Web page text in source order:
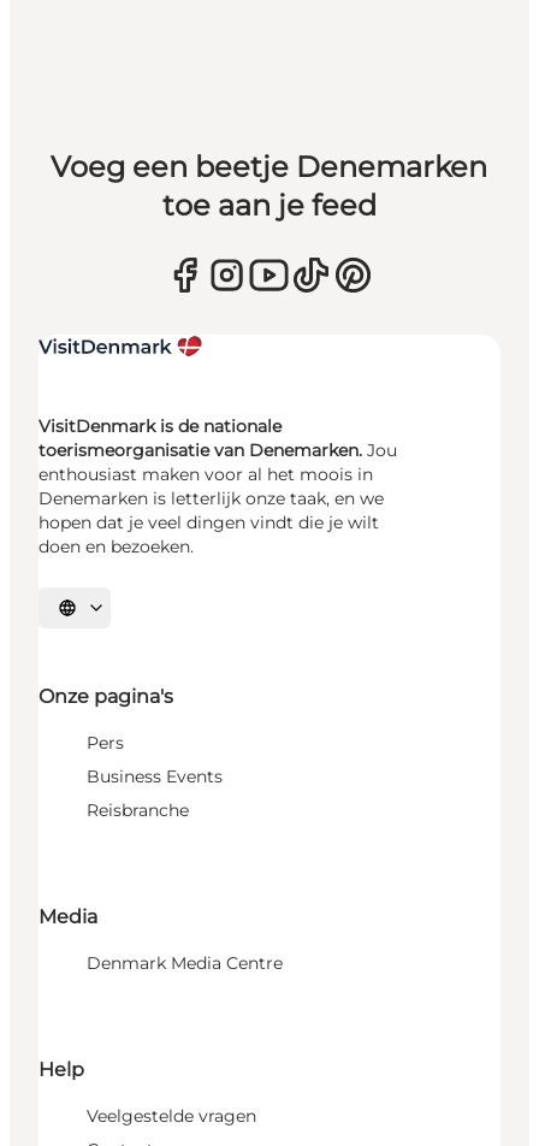
Voeg een beetje Denemarken
toe aan je feed
VisitDenmark is de nationale
toerismeorganisatie van Denemarken. Jou
enthousiast maken voor al het moois in
Denemarken is letterlijk onze taak, en we
hopen dat je veel dingen vindt die je wilt
doen en bezoeken.
Selecteer taal
Onze pagina's
Pers
Business Events
Reisbranche
Media
Denmark Media Centre
Help
Veelgestelde vragen